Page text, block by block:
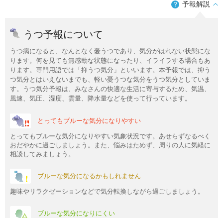
？ 予報解説
うつ予報について
うつ病になると、なんとなく憂うつであり、気分がはれない状態にな
ります。何を見ても無感動な状態になったり、イライラする場合もあ
ります。専門用語では「抑うつ気分」といいます。本予報では、抑う
つ気分とはいえないまでも、軽い憂うつな気分をうつ気分としていま
す。うつ気分予報は、みなさんの快適な生活に寄与するため、気温、
風速、気圧、湿度、雲量、降水量などを使って行っています。
とってもブルーな気分になりやすい
とってもブルーな気分になりやすい気象状況です。あせらずなるべく
おだやかに過ごしましょう。また、悩みはためず、周りの人に気軽に
相談してみましょう。
ブルーな気分になるかもしれません
趣味やリラクゼーションなどで気分転換しながら過ごしましょう。
ブルーな気分になりにくい